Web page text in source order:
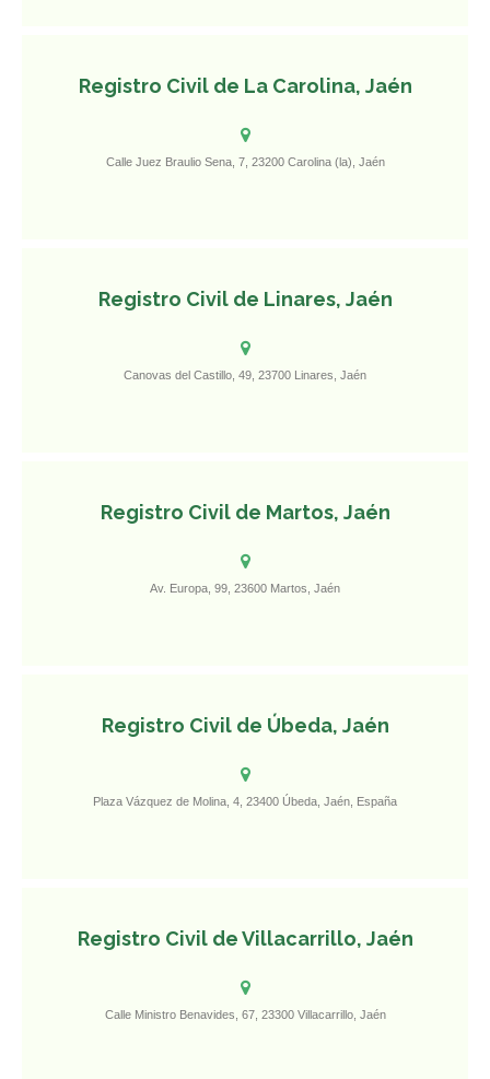
Registro Civil de La Carolina, Jaén
Calle Juez Braulio Sena, 7, 23200 Carolina (la), Jaén
Registro Civil de Linares, Jaén
Canovas del Castillo, 49, 23700 Linares, Jaén
Registro Civil de Martos, Jaén
Av. Europa, 99, 23600 Martos, Jaén
Registro Civil de Úbeda, Jaén
Plaza Vázquez de Molina, 4, 23400 Úbeda, Jaén, España
Registro Civil de Villacarrillo, Jaén
Calle Ministro Benavides, 67, 23300 Villacarrillo, Jaén